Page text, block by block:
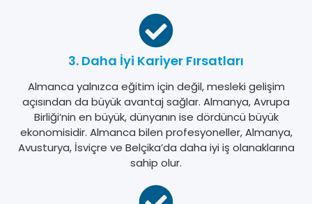
3. Daha İyi Kariyer Fırsatları
Almanca yalnızca eğitim için değil, mesleki gelişim
açısından da büyük avantaj sağlar. Almanya, Avrupa
Birliği’nin en büyük, dünyanın ise dördüncü büyük
ekonomisidir. Almanca bilen profesyoneller, Almanya,
Avusturya, İsviçre ve Belçika’da daha iyi iş olanaklarına
sahip olur.